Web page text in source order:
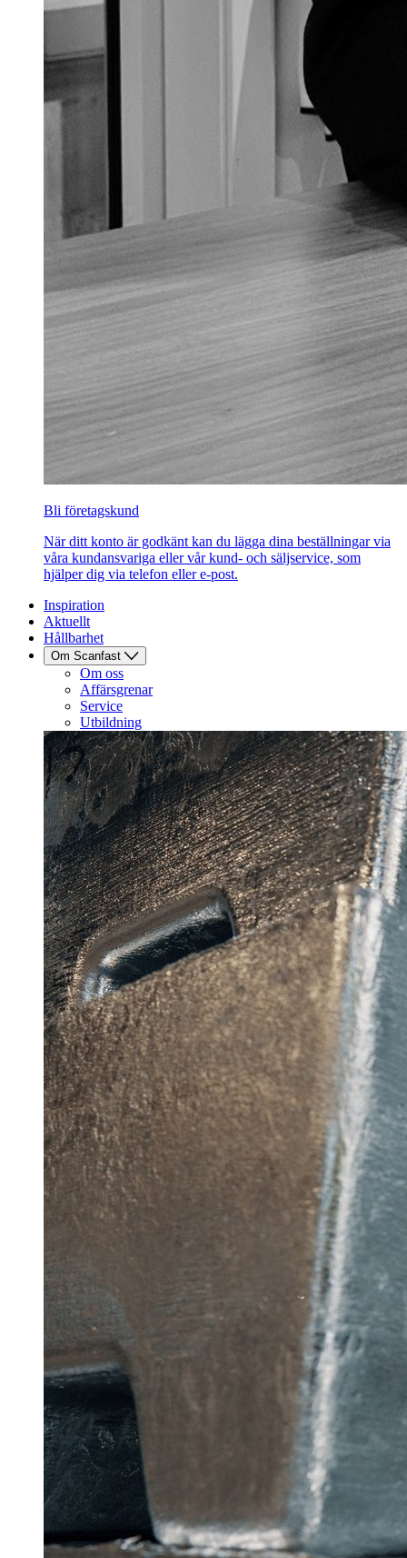
Bli företagskund
När ditt konto är godkänt kan du lägga dina beställningar via
våra kundansvariga eller vår kund- och säljservice, som
hjälper dig via telefon eller e-post.
Inspiration
Aktuellt
Hållbarhet
Om Scanfast
Om oss
Affärsgrenar
Service
Utbildning